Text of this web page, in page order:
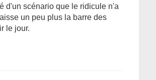
d'un scénario que le ridicule n'a
un peu plus la barre des
le jour.